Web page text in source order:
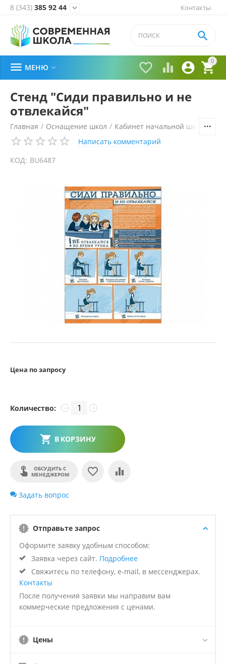
Контакты
8 (343) 385 92 44 
0


 

 МЕНЮ 
Стенд "Сиди правильно и не
отвлекайся"
Главная / Оснащение школ / Кабинет начальной школы
Написать комментарий
КОД: BU6487
Цена по запросу
Количество: +
−
В КОРЗИНУ
ОБСУДИТЬ С
МЕНЕДЖЕРОМ
Задать вопрос
Отправьте запрос
Оформите заявку удобным способом:
Заявка через сайт. Подробнее
Свяжитесь по телефону, e-mail, в мессенджерах.
Контакты
После получения заявки мы направим вам
коммерческие предложения с ценами.
Цены